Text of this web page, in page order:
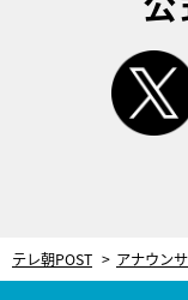
テレ朝POST アナウン